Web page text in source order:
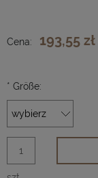
Cena: 193,55 zł
* Größe: